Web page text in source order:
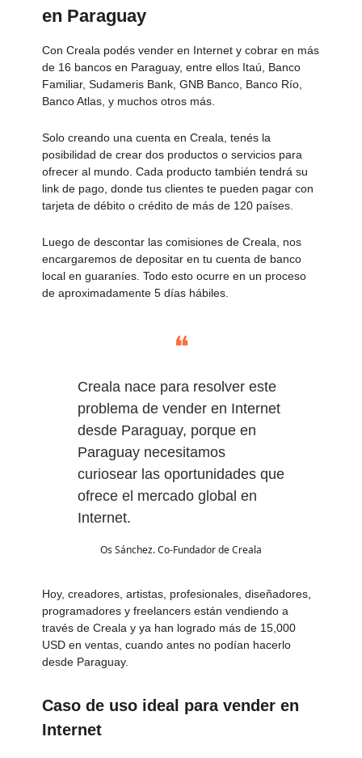
en Paraguay
Con Creala podés vender en Internet y cobrar en más
de 16 bancos en Paraguay, entre ellos Itaú, Banco
Familiar, Sudameris Bank, GNB Banco, Banco Río,
Banco Atlas, y muchos otros más.
Solo creando una cuenta en Creala, tenés la
posibilidad de crear dos productos o servicios para
ofrecer al mundo. Cada producto también tendrá su
link de pago, donde tus clientes te pueden pagar con
tarjeta de débito o crédito de más de 120 países.
Luego de descontar las comisiones de Creala, nos
encargaremos de depositar en tu cuenta de banco
local en guaraníes. Todo esto ocurre en un proceso
de aproximadamente 5 días hábiles.
❝
Creala nace para resolver este
problema de vender en Internet
desde Paraguay, porque en
Paraguay necesitamos
curiosear las oportunidades que
ofrece el mercado global en
Internet.
Os Sánchez. Co-Fundador de Creala
Hoy, creadores, artistas, profesionales, diseñadores,
programadores y freelancers están vendiendo a
través de Creala y ya han logrado más de 15,000
USD en ventas, cuando antes no podían hacerlo
desde Paraguay.
Caso de uso ideal para vender en
Internet